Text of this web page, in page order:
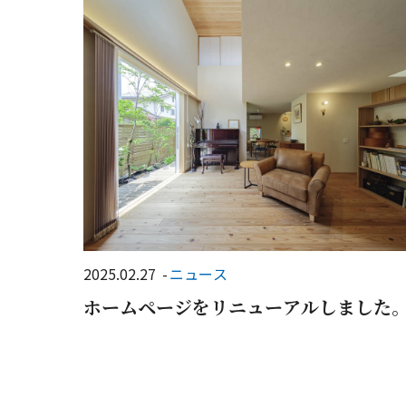
2025.02.27 ニュース
ホームページをリニューアルしました